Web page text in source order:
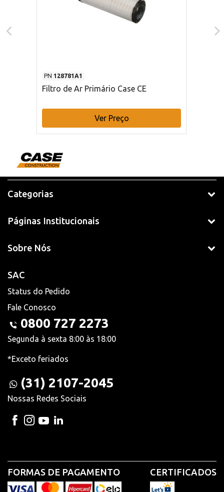
PN 128781A1
Filtro de Ar Primário Case CE
Ver Preço
Categorias
Páginas Institucionais
Sobre Nós
SAC
Status do Pedido
Fale Conosco
0800 727 2273
Segunda à sexta 8:00 às 18:00
*Exceto feriados
(31) 2107-2045
Nossas Redes Sociais
FORMAS DE PAGAMENTO CERTIFICADOS